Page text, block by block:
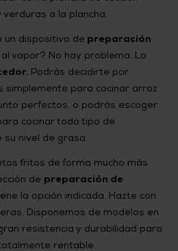
a la plancha.
un dispositivo de preparación
al vapor? No hay problema. Lo
Podrás decidirte por
simplemente para cocinar arroz
perfectos, o podrás escoger
cocinar todo tipo de
su nivel de grasa.
fritos de forma mucho más
de preparación de
la opción indicada. Hazte con
Disponemos de modelos en
resistencia y durabilidad para
rentable.